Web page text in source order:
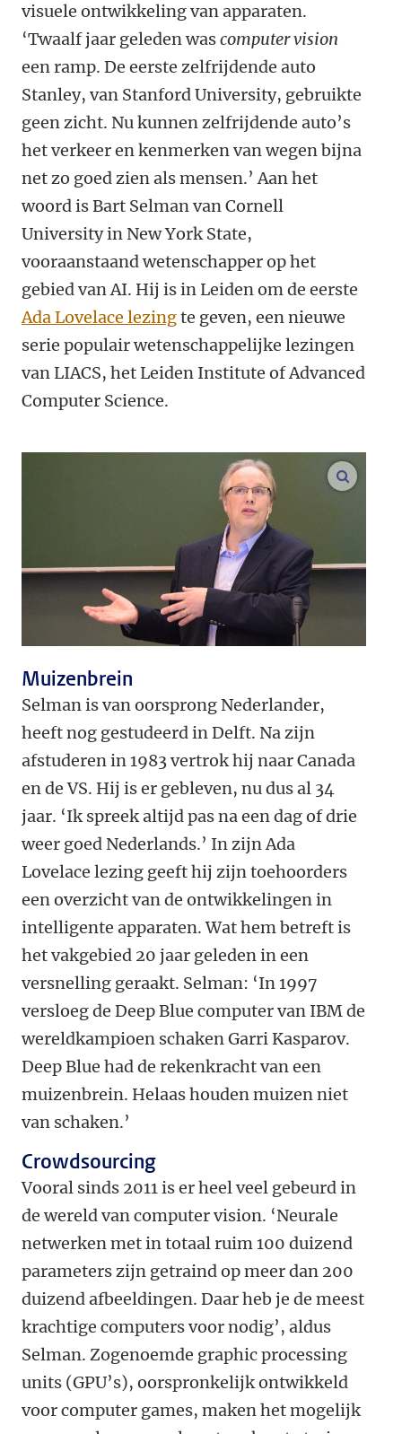
visuele ontwikkeling van apparaten.
‘Twaalf jaar geleden wascomputer vision
een ramp. De eerste zelfrijdende auto
Stanley, van Stanford University, gebruikte
geen zicht. Nu kunnen zelfrijdende auto’s
het verkeer en kenmerken van wegen bijna
net zo goed zien als mensen.’ Aan het
woord is Bart Selman van Cornell
University in New York State,
vooraanstaand wetenschapper op het
gebied van AI. Hij is in Leiden om de eerste
Ada Lovelace lezingte geven, een nieuwe
serie populair wetenschappelijke lezingen
van LIACS, het Leiden Institute of Advanced
Computer Science.
Muizenbrein
Selman is van oorsprong Nederlander,
heeft nog gestudeerd in Delft. Na zijn
afstuderen in 1983 vertrok hij naar Canada
en de VS. Hij is er gebleven, nu dus al 34
jaar. ‘Ik spreek altijd pas na een dag of drie
weer goed Nederlands.’ In zijn Ada
Lovelace lezing geeft hij zijn toehoorders
een overzicht van de ontwikkelingen in
intelligente apparaten. Wat hem betreft is
het vakgebied 20 jaar geleden in een
versnelling geraakt. Selman: ‘In 1997
versloeg de Deep Blue computer van IBM de
wereldkampioen schaken Garri Kasparov.
Deep Blue had de rekenkracht van een
muizenbrein. Helaas houden muizen niet
van schaken.’
Crowdsourcing
Vooral sinds 2011 is er heel veel gebeurd in
de wereld van computer vision. ‘Neurale
netwerken met in totaal ruim 100 duizend
parameters zijn getraind op meer dan 200
duizend afbeeldingen. Daar heb je de meest
krachtige computers voor nodig’, aldus
Selman. Zogenoemde graphic processing
units (GPU’s), oorspronkelijk ontwikkeld
voor computer games, maken het mogelijk